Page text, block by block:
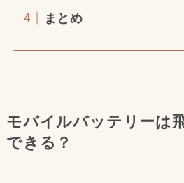
まとめ
モバイルバッテリーは
できる？